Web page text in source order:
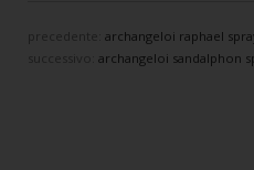
precedente: archangeloi raphael
archangeloi sandalphon